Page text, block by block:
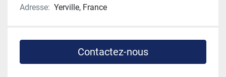
Adresse: Yerville, France
Contactez-nous